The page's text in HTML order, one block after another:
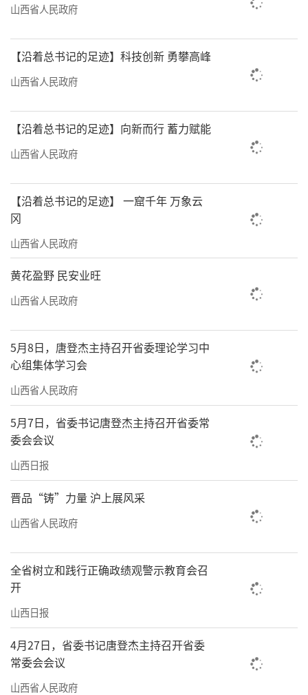
建文化和旅游风光，还可以通过大众点评“必
玩榜”了解山西、打卡山西。
作为山西旅游的重要客源地之一，上海与
山西在近年来始终保持着密切的文旅交流。此
次历时55天的文化展览活动，不仅是山西文旅
在沪推介方式的创新与突破，也是“跟着悟空
游山西”系列活动的延续和拓展。展览的成功
举办，必将赢得社会各界的广泛关注，吸引更
多游人走进山西，发现山西之美。
来源：山西省文化和旅游厅
山西省人民政府
【沿着总书记的足迹】科技创新 勇攀高峰
山西省人民政府
【沿着总书记的足迹】向新而行 蓄力赋能
山西省人民政府
【沿着总书记的足迹】 一窟千年 万象云
冈
山西省人民政府
黄花盈野 民安业旺
山西省人民政府
5月8日，唐登杰主持召开省委理论学习中
心组集体学习会
山西省人民政府
5月7日，省委书记唐登杰主持召开省委常
委会会议
山西日报
晋品“铸”力量 沪上展风采
山西省人民政府
全省树立和践行正确政绩观警示教育会召
开
山西日报
4月27日，省委书记唐登杰主持召开省委
常委会会议
山西省人民政府